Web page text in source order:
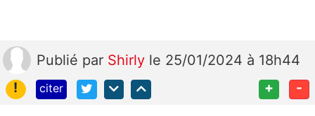
Publié par Shirly le 25/01/2024 à 18h44
!
citer + -